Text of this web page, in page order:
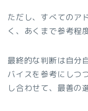
ただし、すべてのア
く、あくまで参考程
最終的な判断は自分
バイスを参考にしつ
し合わせて、最善の